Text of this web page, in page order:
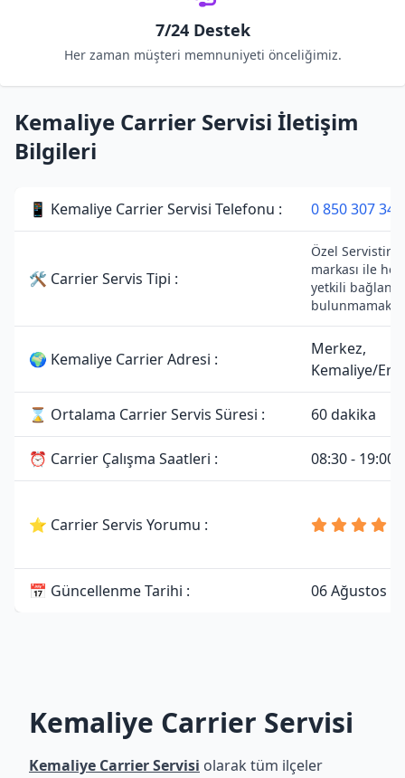
7/24 Destek
Her zaman müşteri memnuniyeti önceliğimiz.
Kemaliye Carrier Servisi İletişim
Bilgileri
📱 Kemaliye Carrier Servisi Telefonu : 0 850 307 34
🛠 Carrier Servis Tipi :
Özel Servistir.
markası ile
yetkili
🌍 Kemaliye Carrier Adresi :
Merkez,
Kemaliye/
⌛ Ortalama Carrier Servis Süresi : 60 dakika
⏰ Carrier Çalışma Saatleri : 08:30 - 19:00
⭐ Carrier Servis Yorumu :
📅 Güncellenme Tarihi : 06 Ağustos
Kemaliye Carrier Servisi
Kemaliye Carrier Servisi olarak tüm ilçeler